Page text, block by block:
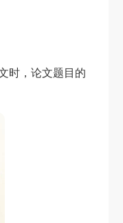
时，论文题目的